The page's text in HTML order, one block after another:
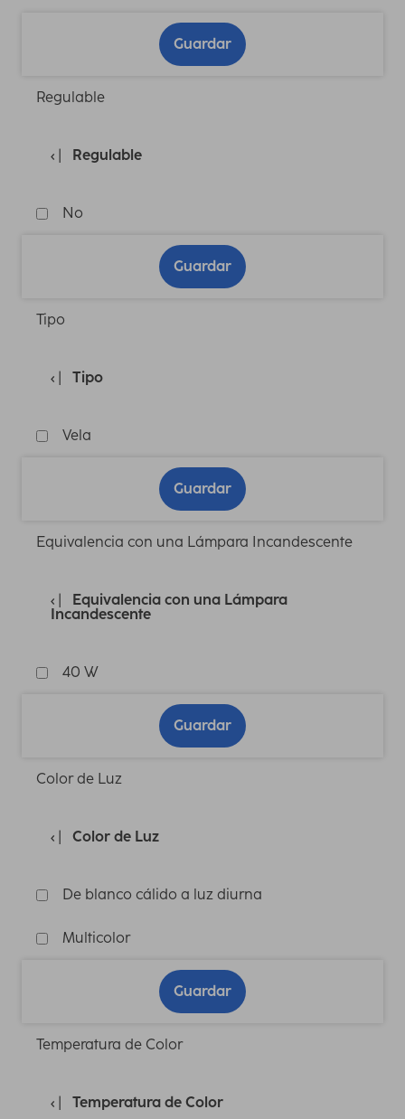
Guardar
Regulable
Regulable
No
Guardar
Tipo
Tipo
Vela
Guardar
Equivalencia con una Lámpara Incandescente
Equivalencia con una Lámpara
Incandescente
40 W
Guardar
Color de Luz
Color de Luz
De blanco cálido a luz diurna
Multicolor
Guardar
Temperatura de Color
Temperatura de Color